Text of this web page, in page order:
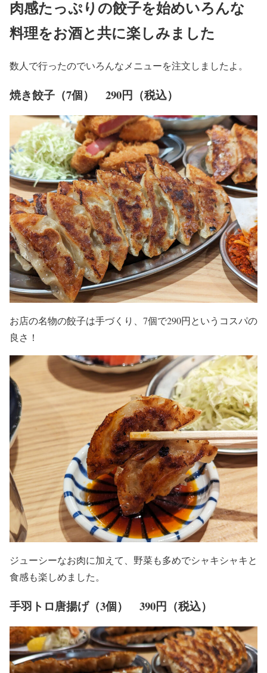
肉感たっぷりの餃子を始めいろんな
料理をお酒と共に楽しみました
数人で行ったのでいろんなメニューを注文しましたよ。
焼き餃子（7個） 290円（税込）
お店の名物の餃子は手づくり、7個で290円というコスパの
良さ！
ジューシーなお肉に加えて、野菜も多めでシャキシャキと
食感も楽しめました。
手羽トロ唐揚げ（3個） 390円（税込）